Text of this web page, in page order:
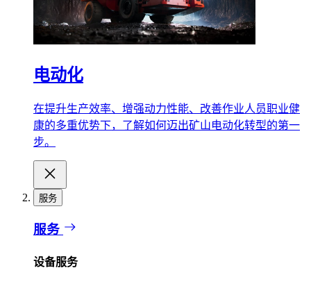
电动化
在提升生产效率、增强动力性能、改善作业人员职业健
康的多重优势下，了解如何迈出矿山电动化转型的第一
步。
服务
服务
设备服务